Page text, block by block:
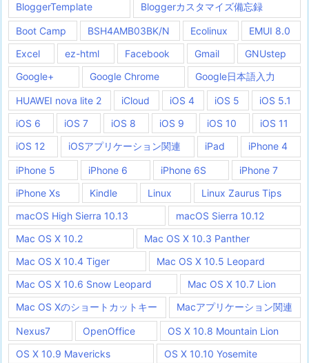
BloggerTemplate
Bloggerカスタマイズ備忘録
Boot Camp BSH4AMB03BK/N Ecolinux
EMUI 8.0
Excel
ez-html Facebook Gmail
GNUstep
Google+
Google Chrome Google日本語入力
HUAWEI nova lite 2 iCloud iOS 4 iOS 5
iOS 5.1
iOS 6
iOS 7 iOS 8 iOS 9 iOS 10
iOS 11
iOS 12
iOSアプリケーション関連 iPad iPhone 4
iPhone 5 iPhone 6 iPhone 6S
iPhone 7
iPhone Xs
Kindle Linux
Linux Zaurus Tips
macOS High Sierra 10.13
macOS Sierra 10.12
Mac OS X 10.2
Mac OS X 10.3 Panther
Mac OS X 10.4 Tiger
Mac OS X 10.5 Leopard
Mac OS X 10.6 Snow Leopard
Mac OS X 10.7 Lion
Mac OS Xのショートカットキー
Macアプリケーション関連
Nexus7 OpenOffice
OS X 10.8 Mountain Lion
OS X 10.9 Mavericks
OS X 10.10 Yosemite